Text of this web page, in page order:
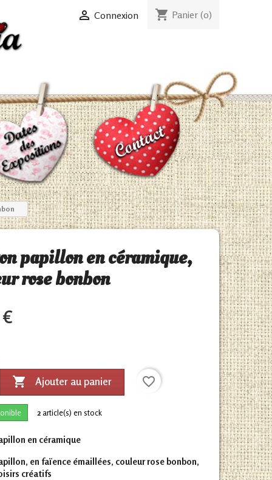
 Connexion shopping_cart Panier (0)
papillon en céramique,
rose bonbon
 Ajouter au panier favorite_border
2article(s) en stock
en céramique
en faïence émaillées, couleur rose bonbon,
créatifs